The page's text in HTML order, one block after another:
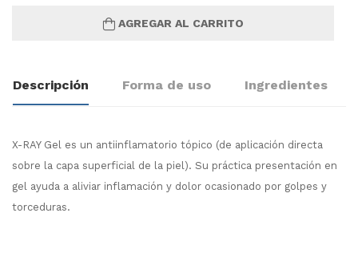
AGREGAR AL CARRITO
Descripción Forma de uso Ingredientes
X-RAY Gel es un antiinflamatorio tópico (de aplicación directa
sobre la capa superficial de la piel). Su práctica presentación en
gel ayuda a aliviar inflamación y dolor ocasionado por golpes y
torceduras.